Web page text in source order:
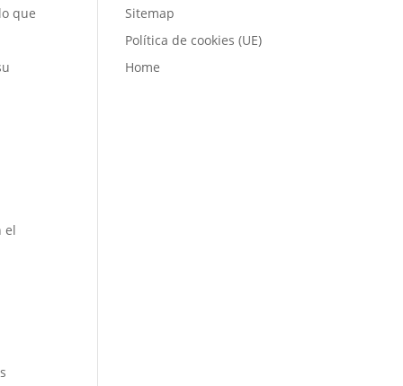
que
el
Sitemap
Política de cookies (UE)
Home